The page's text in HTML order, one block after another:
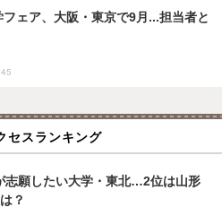
ェア、大阪・東京で9月...担当者と
セスランキング
志願したい大学・東北…2位は山形
？